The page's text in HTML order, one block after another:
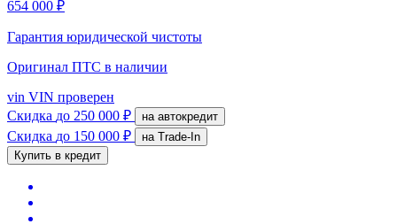
654 000 ₽
Гарантия юридической чистоты
Оригинал ПТС в наличии
vin VIN проверен
Скидка до 250 000 ₽ на автокредит
Скидка до 150 000 ₽
на Trade-In
Купить в кредит